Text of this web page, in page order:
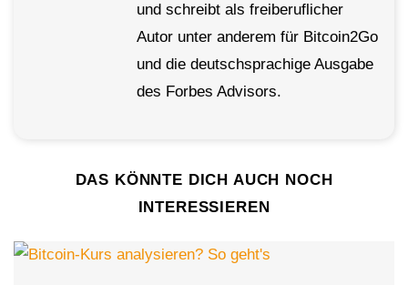
und schreibt als freiberuflicher
Autor unter anderem für Bitcoin2Go
und die deutschsprachige Ausgabe
des Forbes Advisors.
DAS KÖNNTE DICH AUCH NOCH
INTERESSIEREN